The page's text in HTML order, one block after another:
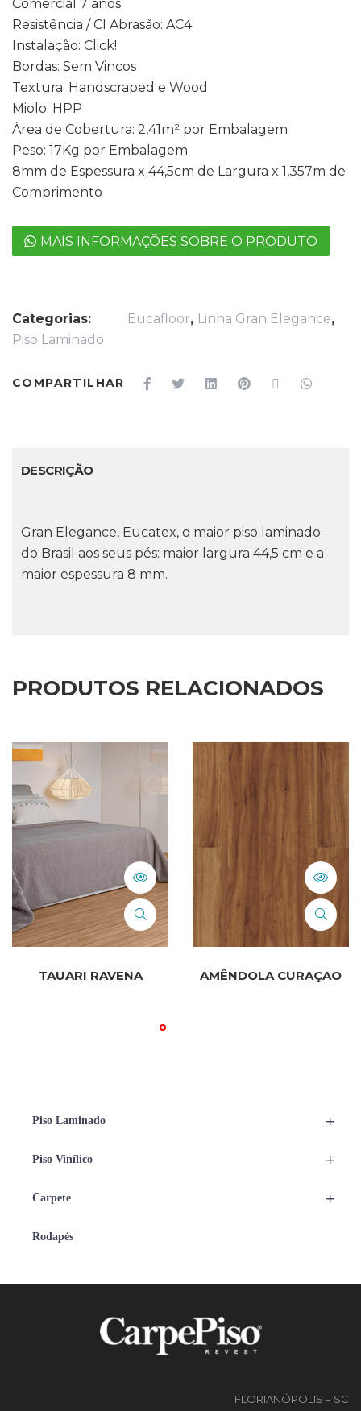
Comercial 7 anos
Resistência / CI Abrasão: AC4
Instalação: Click!
Bordas: Sem Vincos
Textura: Handscraped e Wood
Miolo: HPP
Área de Cobertura: 2,41m² por Embalagem
Peso: 17Kg por Embalagem
8mm de Espessura x 44,5cm de Largura x 1,357m de
Comprimento
MAIS INFORMAÇÕES SOBRE O PRODUTO
Categorias: Eucafloor, Linha Gran Elegance,
Piso Laminado
COMPARTILHAR
DESCRIÇÃO
Gran Elegance, Eucatex, o maior piso laminado
do Brasil aos seus pés: maior largura 44,5 cm e a
maior espessura 8 mm.
PRODUTOS RELACIONADOS
TAUARI RAVENA AMÊNDOLA CURAÇAO
+
Piso Laminado
+
Piso Vinílico
+
Carpete
Rodapés
FLORIANÓPOLIS – SC